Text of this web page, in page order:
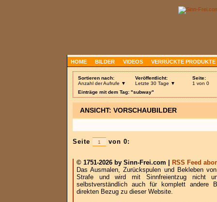
HOME BILDER VIDEOS VERRÜCKTE PRODUKTE
Sortieren nach:
Anzahl der Aufrufe ▼
Veröffentlicht:
Letzte 30 Tage ▼
Seite:
1 von 0
Einträge mit dem Tag: "subway"
ANSICHT: VORSCHAUBILDER
Seite von 0:
© 1751-2026 by Sinn-Frei.com |
RSS Feed
Das Ausmalen, Zurückspulen und Bekleben
Strafe und wird mit Sinnfreientzug nicht
selbstverständlich auch für komplett andere
direkten Bezug zu dieser Website.